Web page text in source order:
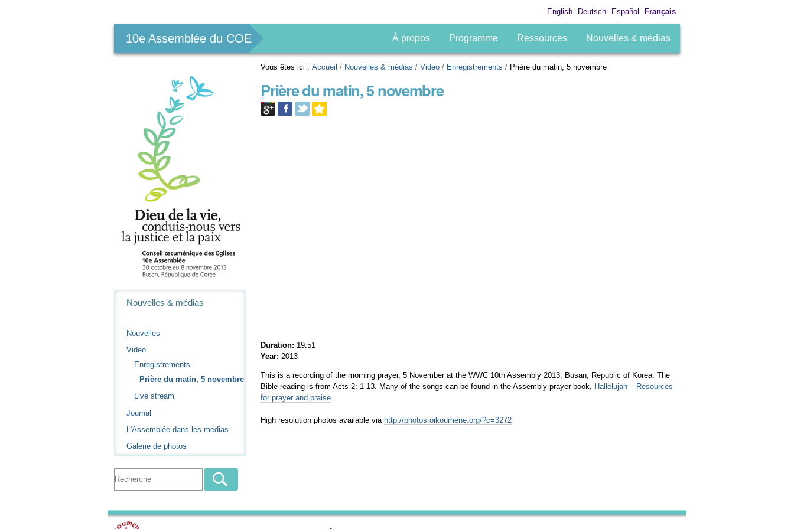
English Deutsch Español Français
10e Assemblée du COE À propos Programme Ressources Nouvelles & médias
Vous êtes ici : Accueil / Nouvelles & médias /Video / Enregistrements / Prière du matin, 5 novembre
Prière du matin, 5 novembre
Duration: 19:51
Year: 2013
This is a recording of the morning prayer, 5 November at the WWC 10th Assembly 2013, Busan, Republic of Korea. The
Bible reading is from Acts 2: 1-13. Many of the songs can be found in the Assembly prayer book, Hallelujah – Resources
for prayer and praise
High resolution photos available via http://photos.oikoumene.org/?c=3272
Nouvelles & médias
Nouvelles
Video
Enregistrements
Prière du matin, 5 novembre
Live stream
Journal
L'Assemblée dans les médias
Galerie de photos